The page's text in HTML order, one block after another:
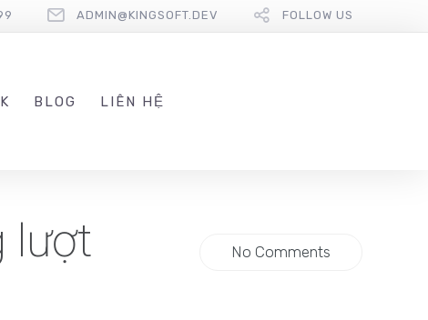
ADMIN@KINGSOFT.DEV FOLLOW US
BLOG LIÊN HỆ
lượt
No Comments